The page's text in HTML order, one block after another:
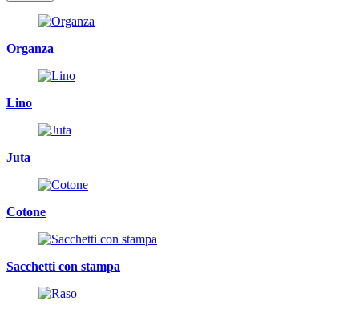
Organza
Lino
Juta
Cotone
Sacchetti con stampa